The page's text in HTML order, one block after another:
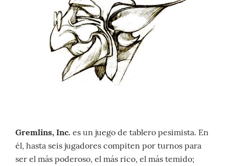
Gremlins, Inc. es un juego de tablero pesimista. En
él, hasta seis jugadores compiten por turnos para
ser el más poderoso, el más rico, el más temido;